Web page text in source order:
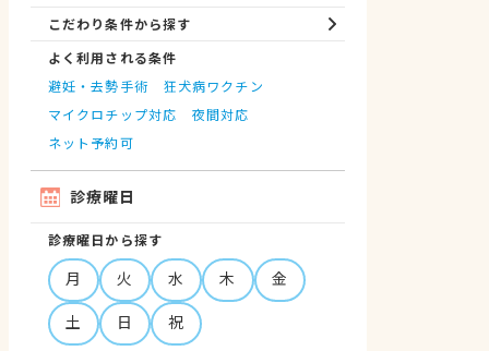
こだわり条件から探す
よく利用される条件
避妊・去勢手術
狂犬病ワクチン
マイクロチップ対応
夜間対応
ネット予約可
診療曜日
診療曜日から探す
月 火 水 木
金
土
日 祝